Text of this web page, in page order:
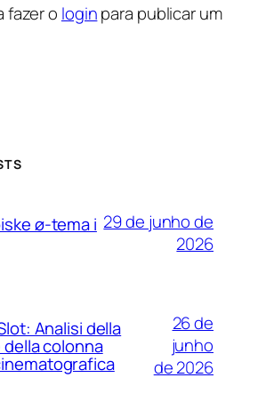
fazer o loginpara publicar um
ø-tema i 29 de junho de
2026
Analisi della
colonna
26 de
junho
de 2026